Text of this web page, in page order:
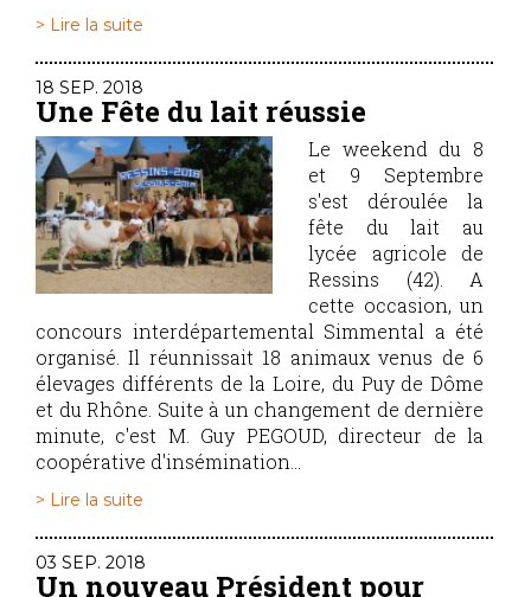
> Lire la suite
18 SEP. 2018
Une Fête du lait réussie
Le weekend du 8
et 9 Septembre
s'est déroulée la
fête du lait au
lycée agricole de
Ressins (42). A
cette occasion, un
concours interdépartemental Simmental a été
organisé. Il réunnissait 18 animaux venus de 6
élevages différents de la Loire, du Puy de Dôme
et du Rhône. Suite à un changement de dernière
minute, c'est M. Guy PEGOUD, directeur de la
coopérative d'insémination...
> Lire la suite
03 SEP. 2018
Un nouveau Président pour